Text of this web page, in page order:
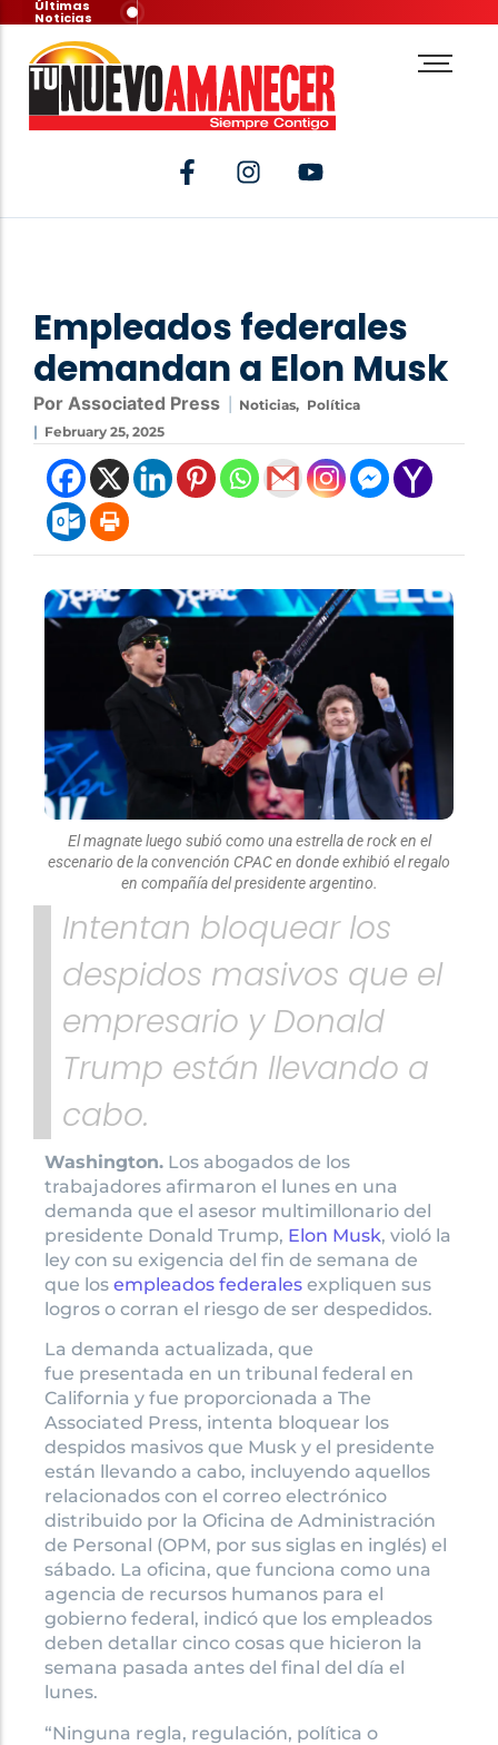
Últimas
Noticias
Empleados federales
demandan a Elon Musk
Por Associated Press Noticias, Política
| February 25, 2025
El magnate luego subió como una estrella de rock en el
escenario de la convención CPAC en donde exhibió el regalo
en compañía del presidente argentino.
Intentan bloquear los
despidos masivos que el
empresario y Donald
Trump están llevando a
cabo.
Washington. Los abogados de los
trabajadores afirmaron el lunes en una
demanda que el asesor multimillonario del
presidente Donald Trump, Elon Musk, violó la
ley con su exigencia del fin de semana de
que los empleados federales expliquen sus
logros o corran el riesgo de ser despedidos.
La demanda actualizada, que
fue presentada en un tribunal federal en
California y fue proporcionada a The
Associated Press, intenta bloquear los
despidos masivos que Musk y el presidente
están llevando a cabo, incluyendo aquellos
relacionados con el correo electrónico
distribuido por la Oficina de Administración
de Personal (OPM, por sus siglas en inglés) el
sábado. La oficina, que funciona como una
agencia de recursos humanos para el
gobierno federal, indicó que los empleados
deben detallar cinco cosas que hicieron la
semana pasada antes del final del día el
lunes.
“Ninguna regla, regulación, política o